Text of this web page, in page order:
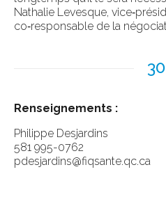
Nathalie Levesque,
co‑responsable de la
30
Renseignements :
Philippe Desjardins
581 995-0762
pdesjardins@fiqsante.qc.ca